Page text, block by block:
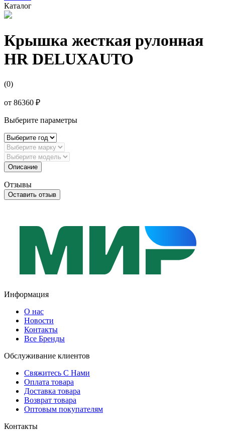
Каталог
Крышка жесткая рулонная
HR DELUXAUTO
(0)
от 86360 ₽
Выберите параметры
Описание
Отзывы
Оставить отзыв
Информация
О нас
Новости
Контакты
Все Бренды
Обслуживание клиентов
Свяжитесь С Нами
Оплата товара
Доставка товара
Возврат товара
Оптовым покупателям
Контакты